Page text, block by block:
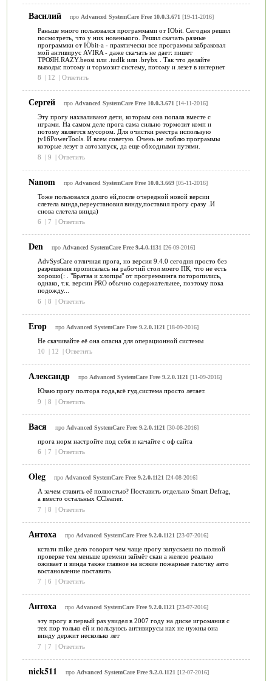
Василий про Advanced SystemCare Free 10.0.3.671 [19-11-2016]
Раньше много пользовался программами от IObit. Сегодня решил
посмотреть, что у них новенького. Решил скачать разные
программки от IObit-a - практически все программы забраковал
мой антивирус AVIRA - даже скачать не дает: пишет
ТРОЯН.RAZY.beosi или .iudlk или .brybx . Так что делайте
выводы: потому и тормозит систему, потому и лезет в интернет
8
| 12 | Ответить
Сергей про Advanced SystemCare Free 10.0.3.671 [14-11-2016]
Эту прогу нахваливают дети, которым она попала вместе с
играми. На самом деле прога сама сильно тормозит комп и
потому является мусором. Для очистки реестра использую
jv16PowerTools. И всем советую. Очень не люблю программы
которые лезут в автозапуск, да еще обходными путями.
8
| 9 | Ответить
Nanom про Advanced SystemCare Free 10.0.3.669[05-11-2016]
Тоже пользовался долго ей,после очередной новой версии
слетела винда,переустановил винду,поставил прогу сразу .И
снова слетела винда)
6
| 7 | Ответить
Den про Advanced SystemCare Free 9.4.0.1131 [26-09-2016]
AdvSysCare отличная прога, но версия 9.4.0 сегодня просто без
разрешения прописалась на рабочий стол моего ПК, что не есть
хорошо(: . "Братва и хлопцы" от прогремминга поторопились,
однако, т.к. версии PRO обычно содержательнее, поэтому пока
подожду...
6
| 8 | Ответить
Егор про Advanced SystemCare Free 9.2.0.1121 [18-09-2016]
Не скачивайте её она опасна для операционной системы
10
| 12 | Ответить
Александр про Advanced SystemCare Free 9.2.0.1121 [11-09-2016]
Юзаю прогу полтора года,всё гуд,система просто летает.
9
| 8 | Ответить
Вася про Advanced SystemCare Free 9.2.0.1121 [30-08-2016]
прога норм настройте под себя и качайте с оф сайта
6
| 7 | Ответить
Oleg про Advanced SystemCare Free 9.2.0.1121 [24-08-2016]
А зачем ставить её полностью? Поставить отдельно Smart Defrag,
а вместо остальных CCleaner.
7
| 8 | Ответить
Антоха про Advanced SystemCare Free 9.2.0.1121 [23-07-2016]
кстати mike дело говорит чем чаще прогу запускаеш по полной
проверке тем меньше времени займёт скан а железо реально
оживает и винда также главное на всякие пожарные галочку авто
востановление поставить
7
| 6 | Ответить
Антоха про Advanced SystemCare Free 9.2.0.1121 [23-07-2016]
эту прогу я первый раз увидел в 2007 году на диске игромания с
тех пор только ей и пользуюсь антивирусы нах не нужны она
винду держит несколько лет
7
| 7 | Ответить
nick511 про Advanced SystemCare Free 9.2.0.1121 [12-07-2016]